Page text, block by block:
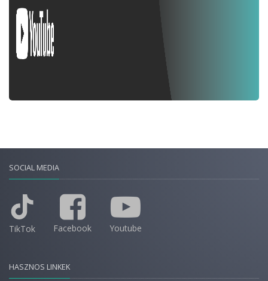
SOCIAL MEDIA
TikTok Facebook Youtube
HASZNOS LINKEK